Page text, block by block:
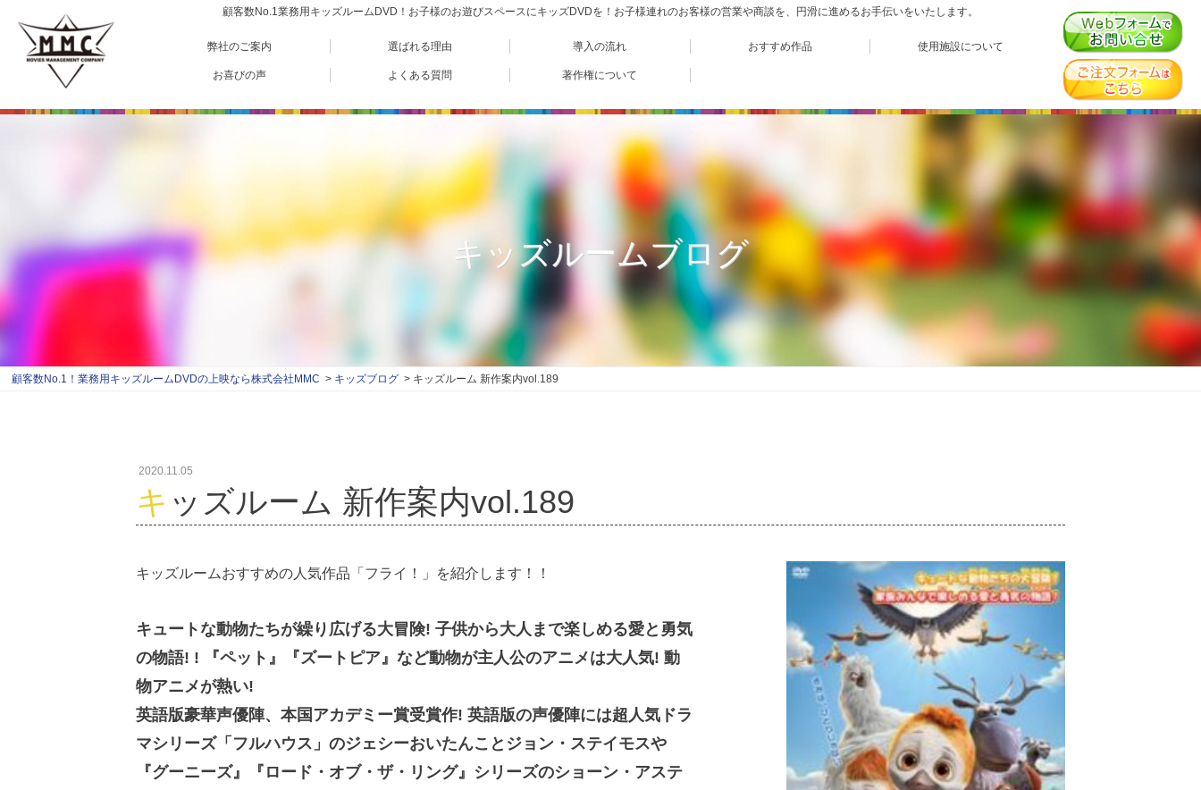
顧客数No.1業務用キッズルームDVD！お子様のお遊びスペースにキッズDVDを！お子様連れのお客様の営業や商談を、円滑に進めるお手伝いをいたします。
弊社のご案内 選ばれる理由 導入の流れ おすすめ作品 使用施設について
お喜びの声 よくある質問 著作権について
キッズルームブログ
顧客数No.1！業務用キッズルームDVDの上映なら株式会社MMC キッズブログ キッズルーム 新作案内vol.189
2020.11.05
キッズルーム 新作案内vol.189
キッズルームおすすめの人気作品「フライ！」を紹介します！！
キュートな動物たちが繰り広げる大冒険! 子供から大人まで楽しめる愛と勇気
の物語! ! 『ペット』『ズートピア』など動物が主人公のアニメは大人気! 動
物アニメが熱い!
英語版豪華声優陣、本国アカデミー賞受賞作! 英語版の声優陣には超人気ドラ
マシリーズ「フルハウス」のジェシーおいたんことジョン・ステイモスや
『グーニーズ』『ロード・オブ・ザ・リング』シリーズのショーン・アステ